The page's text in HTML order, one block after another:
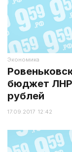
Экономика
бюджет ЛНР
рублей
17.09.2017 12:42